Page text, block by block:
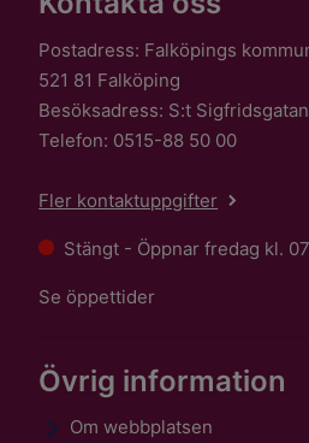
Postadress: Falköpings
521 81 Falköping
Besöksadress: S:t
Telefon: 0515-88 50 00
Fler kontaktuppgifter
Stängt - Öppnar fredag kl.
Se öppettider
Övrig information
Om webbplatsen